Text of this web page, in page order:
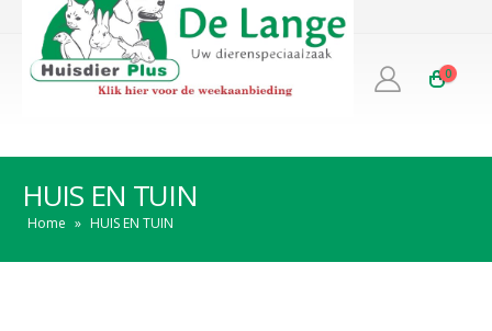
0
HUIS EN TUIN
Home » HUIS EN TUIN